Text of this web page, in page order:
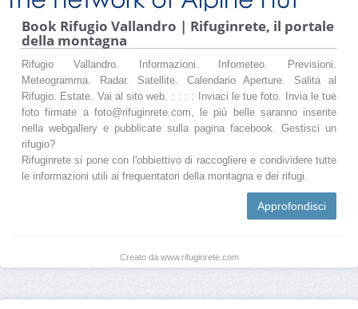
Book Rifugio Vallandro | Rifuginrete, il portale
della montagna
Rifugio Vallandro. Informazioni. Infometeo. Previsioni.
Meteogramma. Radar. Satellite. Calendario Aperture. Salita al
Rifugio. Estate. Vai al sito web. : : : : Inviaci le tue foto. Invia le tue
foto firmate a foto@rifuginrete.com, le più belle saranno inserite
nella webgallery e pubblicate sulla pagina facebook. Gestisci un
rifugio?
Rifuginrete si pone con l'obbiettivo di raccogliere e condividere tutte
le informazioni utili ai frequentatori della montagna e dei rifugi.
Approfondisci
Creato da www.rifuginrete.com